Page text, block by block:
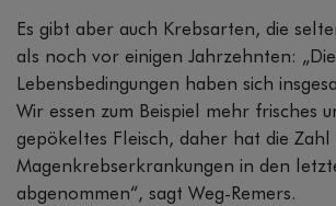
Es gibt aber auch Krebsarten, die
als noch vor einigen Jahrzehnten: „Die
Lebensbedingungen haben sich
Wir essen zum Beispiel mehr frisches
gepökeltes Fleisch, daher hat die Zahl
Magenkrebserkrankungen in den
abgenommen“, sagt Weg-Remers.